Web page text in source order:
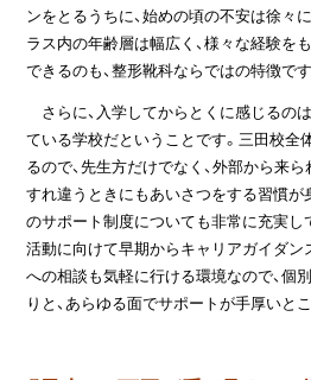
ンをとるうちに、始めの頃の不安は徐々
ラス内の年齢層は幅広く、様々な経験を
できるのも、整形靴科ならではの特徴です
さらに、入学してからとくに感じるの
ている学校だということです。三田校全
るので、先生方だけでなく、外部から来
すれ違うときにもあいさつをする習慣が
のサポート制度についても非常に充実し
活動に向けて早期からキャリアガイダン
への相談も気軽に行ける環境なので、個
りと、あらゆる面でサポートが手厚いと